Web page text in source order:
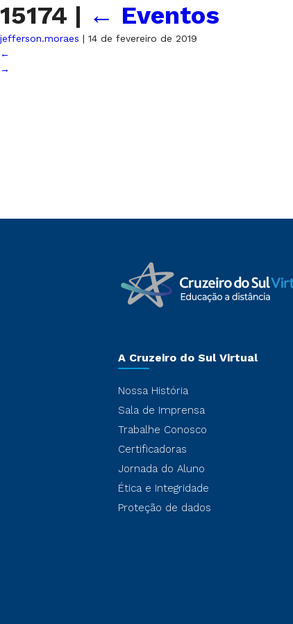
15174 | ← Eventos
jefferson.moraes | 14 de fevereiro de 2019
←
→
A Cruzeiro do Sul Virtual
Nossa História
Sala de Imprensa
Trabalhe Conosco
Certificadoras
Jornada do Aluno
Ética e Integridade
Proteção de dados